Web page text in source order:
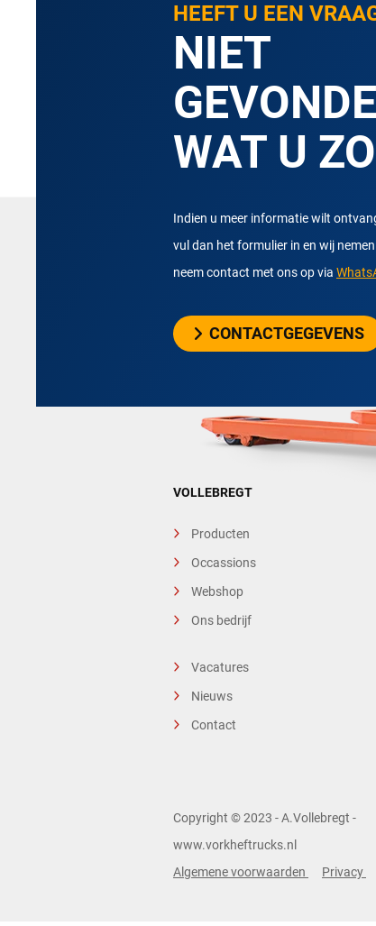
HEEFT U EEN
NIET
WAT U
Indien u meer informatie wilt
vul dan het formulier in en wij
neem contact met ons op via
CONTACTGEGEVENS
VOLLEBREGT
Producten
Occassions
Webshop
Ons bedrijf
Vacatures
Nieuws
Contact
Copyright © 2023 - A.Vollebregt -
www.vorkheftrucks.nl
Algemene voorwaarden
Privacy